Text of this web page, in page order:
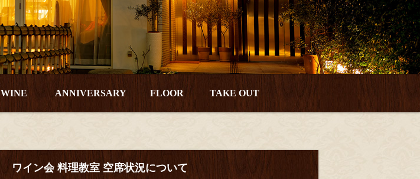
WINE ANNIVERSARY FLOOR TAKE OUT
ワイン会 料理教室 空席状況について